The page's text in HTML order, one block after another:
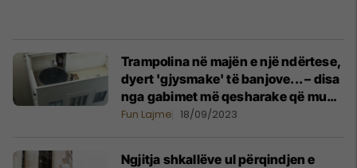
Trampolina në majën e një ndërtese,
dyert 'gjysmake' të banjove... – disa
nga gabimet më qesharake që mund
të jenë të rrezikshme
Fun Lajme 18/09/2023
Ngjitja shkallëve ul përqindjen e